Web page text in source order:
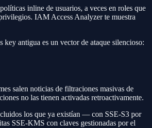
inline de usuarios, a veces en roles que
IAM Access Analyzer te muestra
antigua es un vector de ataque silencioso:
salen noticias de filtraciones masivas de
no las tienen activadas retroactivamente.
los que ya existían — con SSE-S3 por
SSE-KMS con claves gestionadas por el